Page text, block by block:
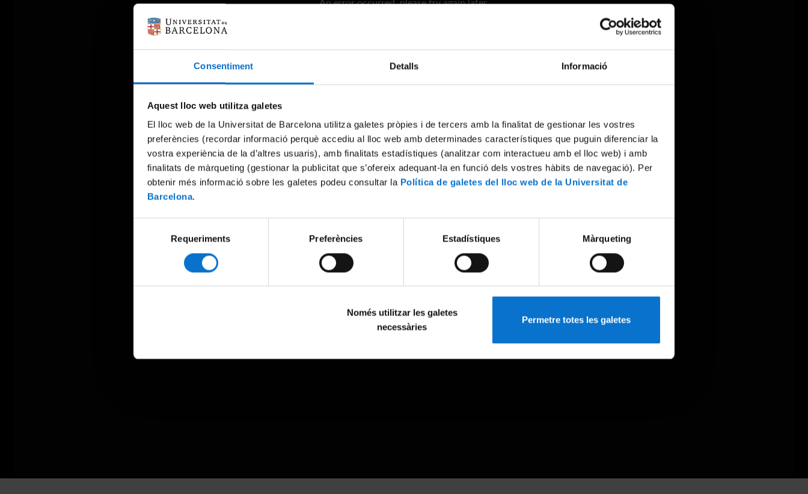
Consentiment Detalls Informació
Aquest lloc web utilitza galetes
El lloc web de la Universitat de Barcelona utilitza galetes pròpies i de tercers amb la finalitat de gestionar les vostres
preferències (recordar informació perquè accediu al lloc web amb determinades característiques que puguin diferenciar la
vostra experiència de la d’altres usuaris), amb finalitats estadístiques (analitzar com interactueu amb el lloc web) i amb
finalitats de màrqueting (gestionar la publicitat que s’ofereix adequant-la en funció dels vostres hàbits de navegació). Per
obtenir més informació sobre les galetes podeu consultar la Política de galetes del lloc web de la Universitat de
Barcelona.
Requeriments Preferències Estadístiques Màrqueting
Només utilitzar les galetes
necessàries
Permetre totes les galetes
An error occurred, please try again later.